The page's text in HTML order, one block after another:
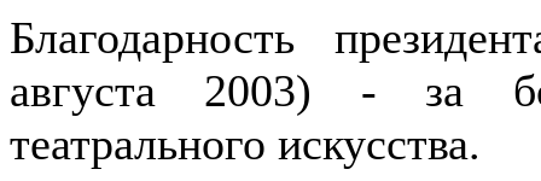
Благодарность
августа 2003) - за
театрального искусства.